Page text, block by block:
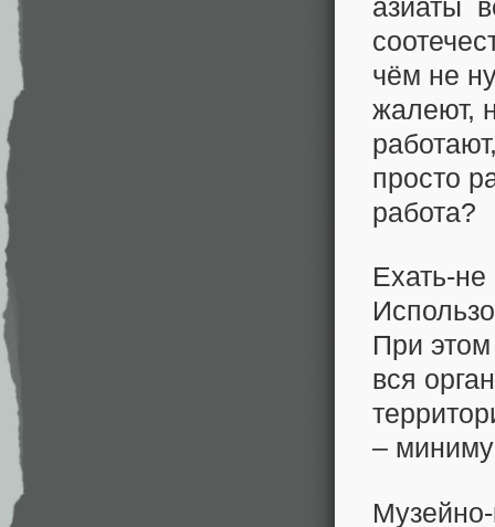
азиаты
чём не
жалеют,
просто
работа?
Ехать-
При
вся
–